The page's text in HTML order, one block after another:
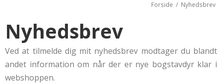
Forside / Nyhedsbrev
Nyhedsbrev
Ved at tilmelde dig mit nyhedsbrev modtager du blandt
andet information om når der er nye bogstavdyr klar i
webshoppen.